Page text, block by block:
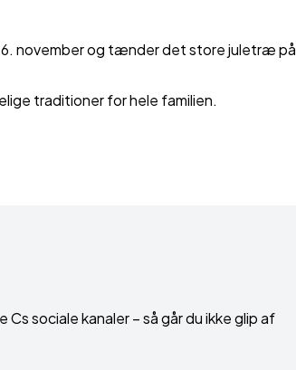
november og tænder det store juletræ på
traditioner for hele familien.
sociale kanaler – så går du ikke glip af